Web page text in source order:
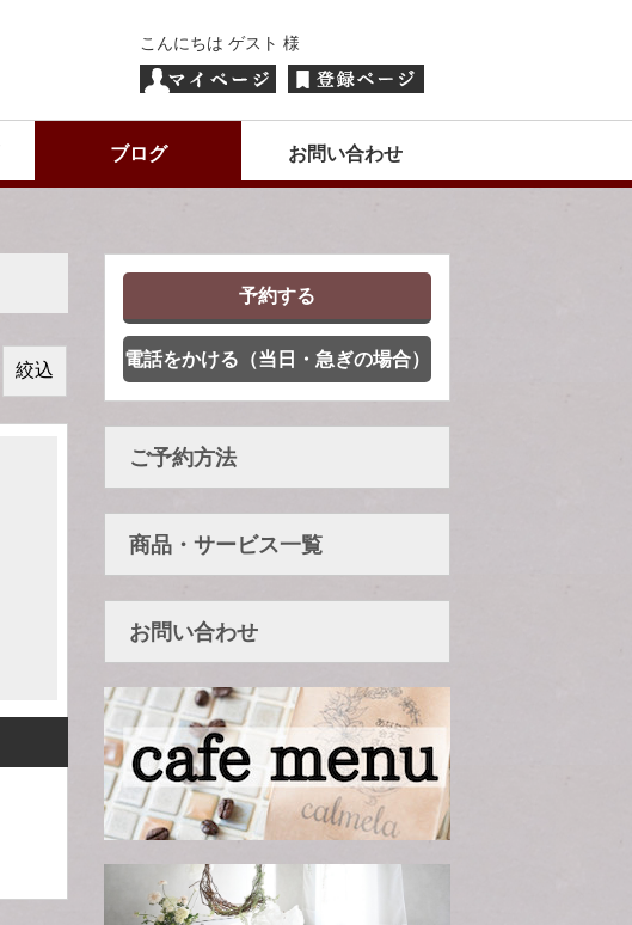
こんにちは ゲスト 様
ブログ お問い合わせ
予約する
電話をかける（当日・急ぎの場合）
ご予約方法
商品・サービス一覧
お問い合わせ